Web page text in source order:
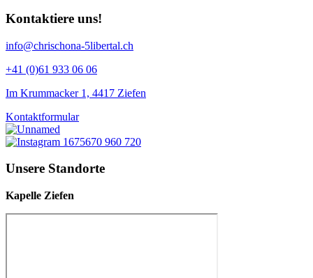
Kontaktiere uns!
info@chrischona-5libertal.ch
+41 (0)61 933 06 06
Im Krummacker 1, 4417 Ziefen
Kontaktformular
Unsere Standorte
Kapelle Ziefen